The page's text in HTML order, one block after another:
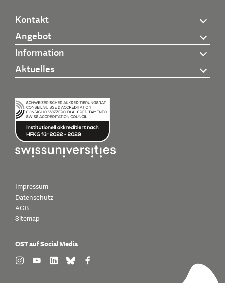
Kontakt
Angebot
Information
Aktuelles
Impressum
Datenschutz
AGB
Sitemap
OST auf Social Media
find us on: instagram
find us on: youtube
find us on: linkedin
find us on: bluesky
find us on: facebook